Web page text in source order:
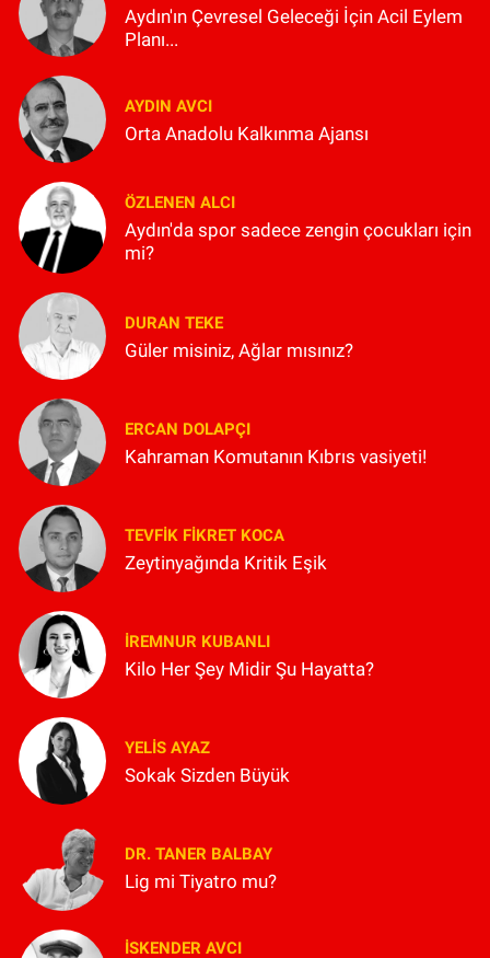
Aydın'ın Çevresel Geleceği İçin Acil Eylem
Planı...
AYDIN AVCI
Orta Anadolu Kalkınma Ajansı
ÖZLENEN ALCI
Aydın'da spor sadece zengin çocukları için
mi?
DURAN TEKE
Güler misiniz, Ağlar mısınız?
ERCAN DOLAPÇI
Kahraman Komutanın Kıbrıs vasiyeti!
TEVFIK FIKRET KOCA
Zeytinyağında Kritik Eşik
İREMNUR KUBANLI
Kilo Her Şey Midir Şu Hayatta?
YELIS AYAZ
Sokak Sizden Büyük
DR. TANER BALBAY
Lig mi Tiyatro mu?
İSKENDER AVCI